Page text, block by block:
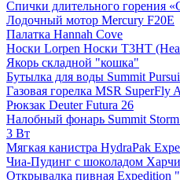
Спички длительного горения
Лодочный мотор Mercury F20E
Палатка Hannah Cove
Носки Lorpen Носки T3HT
Якорь складной "кошка"
Бутылка для воды Summit
Газовая горелка MSR SuperFly
Рюкзак Deuter Futura 26
Налобный фонарь Summit
3 Вт
Мягкая канистра HydraPak
Чиа-Пудинг с шоколадом Харчи
Открывалка пивная Expedition